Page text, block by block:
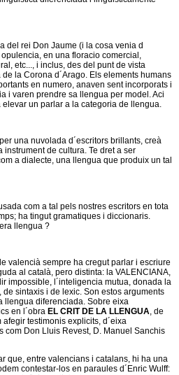
del rei Don Jaume (i la cosa venia d
en una floracio comercial,
etc..., i inclus, des del punt de vista
la Corona d´Arago. Els elements humans
en numero, anaven sent incorporats i
i varen prendre sa llengua per model. Aci
un parlar a la categoria de llengua.
una nuvolada d´escritors brillants, creà
de cultura. Te dret a ser
a dialecte, una llengua que produix un tal
com a tal pels nostres escritors en tota
ha tingut gramatiques i diccionaris.
llengua ?
valencià sempre ha cregut parlar i escriure
al català, pero distinta: la VALENCIANA,
impossible, l´inteligencia mutua, donada la
sintaxis i de lexic. Son estos arguments
llengua diferenciada. Sobre eixa
en l´obra EL CRIT DE LA LLENGUA, de
afegir testimonis explicits, d´eixa
com Don Lluis Revest, D. Manuel Sanchis
que, entre valencians i catalans, hi ha una
contestar-los en paraules d´Enric Wulff: